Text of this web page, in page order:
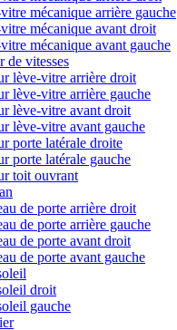
mécanique arrière gauche
mécanique avant droit
mécanique avant gauche
de vitesses
lève-vitre arrière droit
lève-vitre arrière gauche
lève-vitre avant droit
lève-vitre avant gauche
porte latérale droite
porte latérale gauche
toit ouvrant
de porte arrière droit
de porte arrière gauche
de porte avant droit
de porte avant gauche
droit
gauche